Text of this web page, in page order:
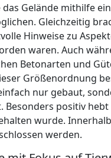
Gelände mithilfe
Gleichzeitig
Hinweise zu
waren. Auch
Betonarten und
Größenordnung
nur gebaut,
Besonders positiv
wurde.
werden.